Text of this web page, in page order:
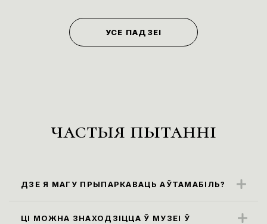
УСЕ ПАДЗЕІ
частыя пытанні
ДЗЕ Я МАГУ ПРЫПАРКАВАЦЬ АЎТАМАБІЛЬ?
знаходзяцца ўздоўж вул. Карла Маркса
ЦІ МОЖНА ЗНАХОДЗІЦЦА Ў МУЗЕІ Ў